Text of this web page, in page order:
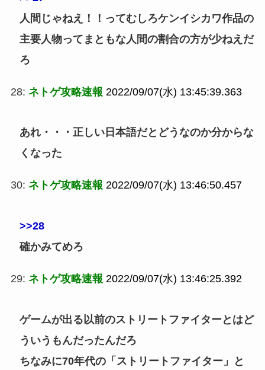
人間じゃねえ！！ってむしろケンイシカワ作品の
主要人物ってまともな人間の割合の方が少ねえだ
ろ
28: ネトゲ攻略速報 2022/09/07(水) 13:45:39.363
あれ・・・正しい日本語だとどうなのか分からな
くなった
30: ネトゲ攻略速報 2022/09/07(水) 13:46:50.457
>>28
確かみてめろ
29: ネトゲ攻略速報 2022/09/07(水) 13:46:25.392
ゲームが出る以前のストリートファイターとはど
ういうもんだったんだろ
ちなみに70年代の「ストリートファイター」と